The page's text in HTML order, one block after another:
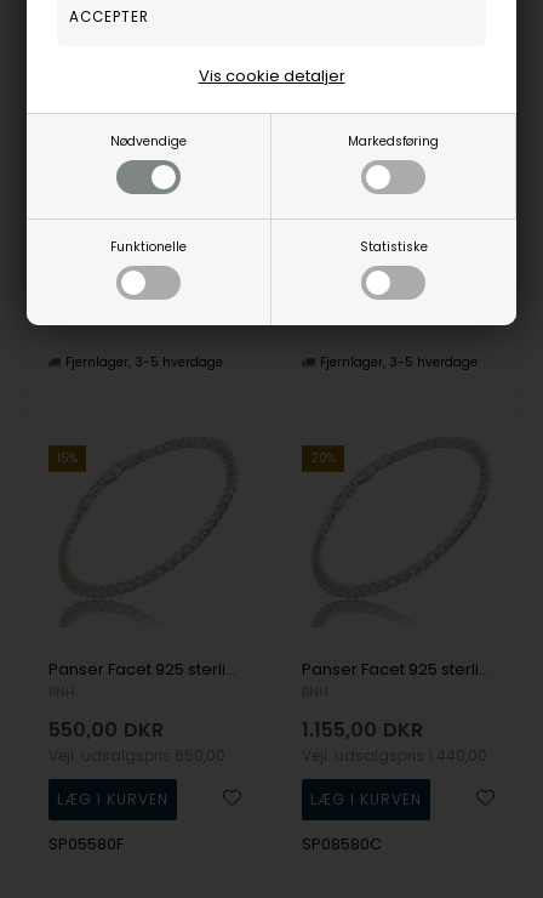
Nødvendige Markedsføring
Funktionelle Statistiske
Vis cookie detaljer
Inex hjerte halskæde ur, model A34627D4
DKR
A34627S4
Fjernlager 3-5 hverdage
Panser Facet 925 sterling sølv halskæde, 80 cm og tråd 0,45 mm / bredde 1,2 mm
475,00 DKR
SP04580F
Fjernlager 3-5 hverdage
15%
Panser Facet 925 sterling sølv halskæde, 80 cm og tråd 0,55 mm / bredde 1,8 mm
550,00 DKR
SP05580F
20%
Panser Facet 925 sterling sølv halskæde, 80 cm og tråd 0,85 mm / bredde 3,0 mm
1.155,00 DKR
SP08580C